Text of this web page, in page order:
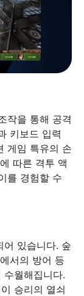
작을 통해 공격
키보드 입력
게임 특유의 손
따른 격투 액
를 경험할 수
어 있습니다. 숲
서의 방어 등
월해집니다.
승리의 열쇠